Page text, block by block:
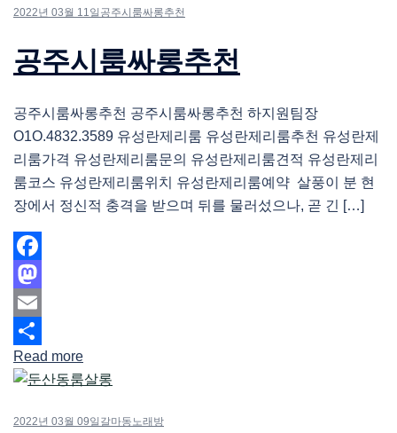
2022년 03월 11일 공주시룸싸롱추천
공주시룸싸롱추천
공주시룸싸롱추천 공주시룸싸롱추천 하지원팀장
O1O.4832.3589 유성란제리룸 유성란제리룸추천 유성란제
리룸가격 유성란제리룸문의 유성란제리룸견적 유성란제리
룸코스 유성란제리룸위치 유성란제리룸예약 살풍이 분 현
장에서 정신적 충격을 받으며 뒤를 물러섰으나, 곧 긴 […]
Facebook
Mastodon
Email
Share
Read more
2022년 03월 09일 갈마동노래방